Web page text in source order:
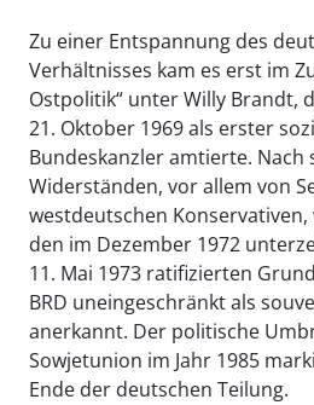
Zu einer Entspannung des
Verhältnisses kam es erst im
Ostpolitik“ unter Willy Brandt,
21. Oktober 1969 als erster
Bundeskanzler amtierte. Nach
Widerständen, vor allem von
westdeutschen
den im Dezember 1972
11. Mai 1973 ratifizierten
BRD uneingeschränkt als
anerkannt. Der politische
Sowjetunion im Jahr 1985
Ende der deutschen Teilung.